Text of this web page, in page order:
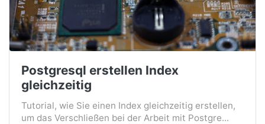
Postgresql erstellen Index
gleichzeitig
Tutorial, wie Sie einen Index gleichzeitig erstellen,
um das Verschließen bei der Arbeit mit Postgre...